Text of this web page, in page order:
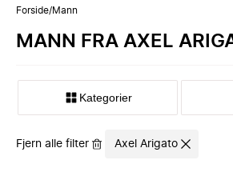
Forside/Mann
MANN FRA AXEL
Kategorier
Fjern alle filter Axel Arigato